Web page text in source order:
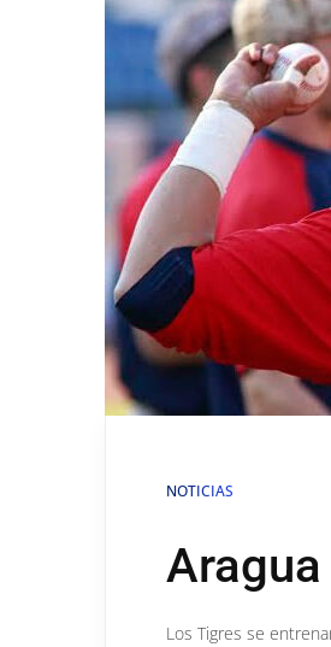
NOTICIAS
Los Tigres se